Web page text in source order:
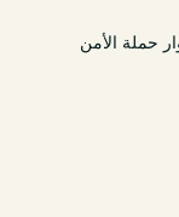
حملة الأمن